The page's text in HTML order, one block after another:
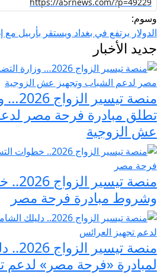
وسوم:
الدولار يرتفع في بغداد ويستقر بأربيل مع
جديد الأخبار
منصة
تطلق مبادرة فرحة مصر
عش الزوجية
منصة
وشروط مبادرة فرحة مصر
منصة
لمبادرة «فرحة مصر» لدعم